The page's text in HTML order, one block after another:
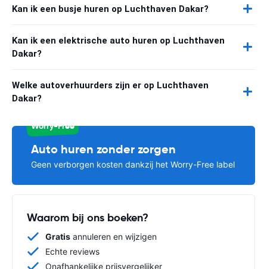
Kan ik een busje huren op Luchthaven Dakar?
Kan ik een elektrische auto huren op Luchthaven
Dakar?
Welke autoverhuurders zijn er op Luchthaven
Dakar?
Worry-Free
Auto huren zonder zorgen
Geen verborgen kosten dankzij het Worry-Free label
Waarom bij ons boeken?
Gratis annuleren en wijzigen
Echte reviews
Onafhankelijke prijsvergelijker